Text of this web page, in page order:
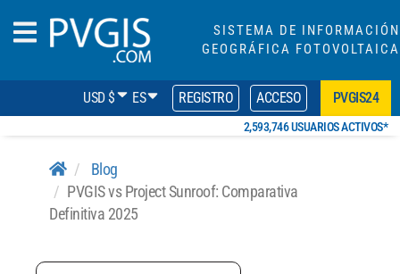
SISTEMA DE INFORMACIÓN
GEOGRÁFICA FOTOVOLTAICA
USD $ ES REGISTRO ACCESO PVGIS24
2,593,746 USUARIOS ACTIVOS*
Blog
PVGIS vs Project Sunroof: Comparativa
Definitiva 2025